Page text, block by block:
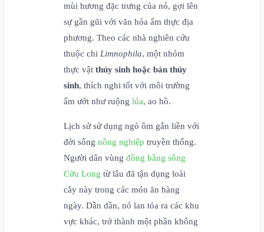
mùi hương đặc trưng của nó, gợi lên
sự gần gũi với văn hóa ẩm thực địa
phương. Theo các nhà nghiên cứu
thuộc chi Limnophila, một nhóm
thực vậtthủy sinh hoặc bán thủy
sinh, thích nghi tốt với môi trường
ẩm ướt như ruộnglúa, ao hồ.
Lịch sử sử dụng ngò ôm gắn liền với
đời sốngnông nghiệp truyền thống.
Người dân vùngđồng bằng sông
Cửu Long từ lâu đã tận dụng loài
cây này trong các món ăn hàng
ngày. Dần dần, nó lan tỏa ra các khu
vực khác, trở thành một phần không